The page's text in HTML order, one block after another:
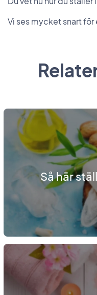
Vi ses mycket snart
Så här